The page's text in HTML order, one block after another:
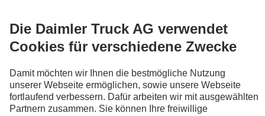
FOLLOW THE ROADSTARS.
Truckern aus.
Steig ein